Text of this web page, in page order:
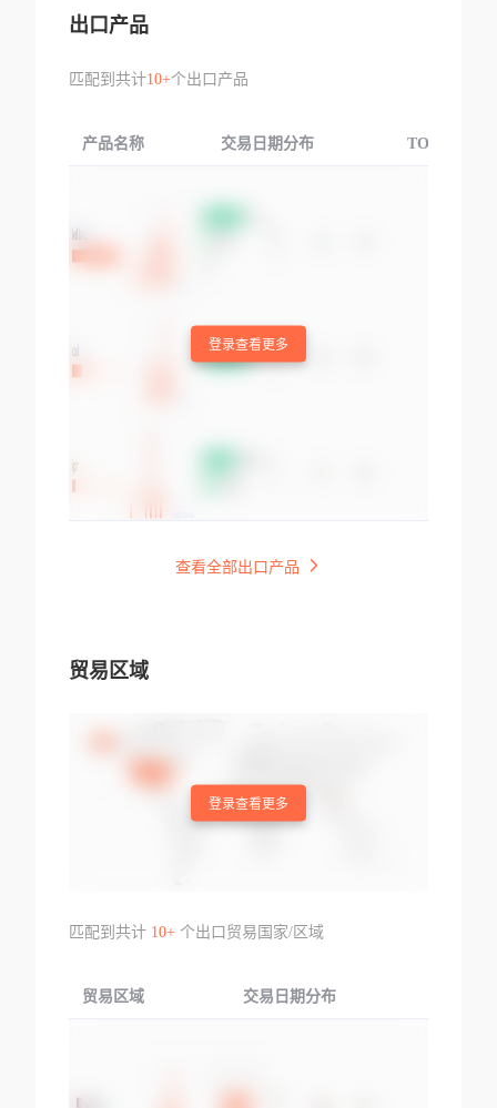
出口产品
匹配到共计10+个出口产品
产品名称 交易日期分布 TOP3交易国
登录查看更多
查看全部出口产品
贸易区域
登录查看更多
匹配到共计 10+个出口贸易国家/区域
贸易区域 交易日期分布